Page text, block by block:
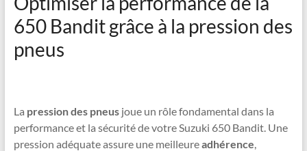
650 Bandit grâce à la pression des
pneus
La pression des pneusjoue un rôle fondamental dans la
performance et la sécurité de votre Suzuki 650 Bandit. Une
pression adéquate assure une meilleureadhérence,